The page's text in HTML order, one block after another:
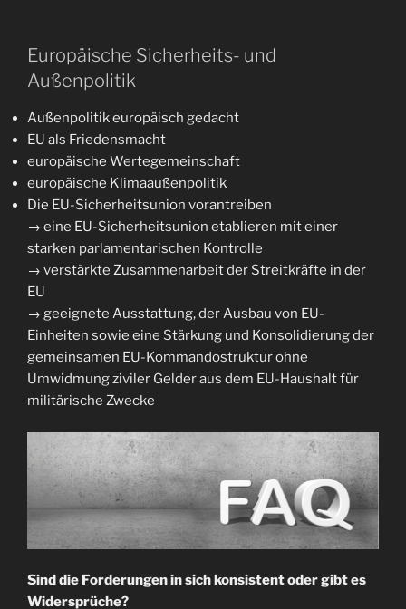
Europäische Sicherheits- und
Außenpolitik
Außenpolitik europäisch gedacht
EU als Friedensmacht
europäische Wertegemeinschaft
europäische Klimaaußenpolitik
Die EU-Sicherheitsunion vorantreiben
→ eine EU-Sicherheitsunion etablieren mit einer
starken parlamentarischen Kontrolle
→ verstärkte Zusammenarbeit der Streitkräfte in der
EU
→ geeignete Ausstattung, der Ausbau von EU-
Einheiten sowie eine Stärkung und Konsolidierung der
gemeinsamen EU-Kommandostruktur ohne
Umwidmung ziviler Gelder aus dem EU-Haushalt für
militärische Zwecke
Sind die Forderungen in sich konsistent oder gibt es
Widersprüche?